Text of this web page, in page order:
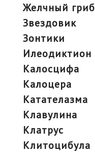
желчный гриб
звездовик
зонтики
илеодиктион
калосцифа
калоцера
катателазма
клавулина
клатрус
клитоцибула